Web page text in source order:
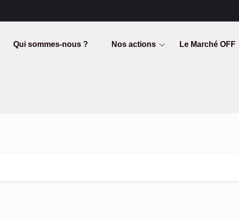
Qui sommes-nous ? Nos actions Le Marché OFF